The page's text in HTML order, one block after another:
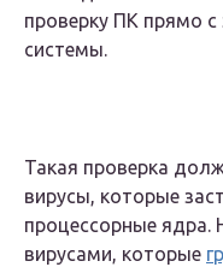
проверку ПК прямо
системы.
Такая проверка
вирусы, которые
процессорные ядра.
вирусами, которые